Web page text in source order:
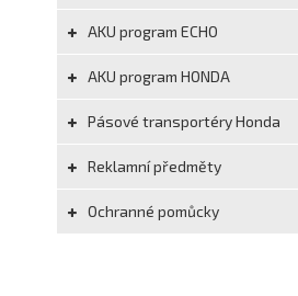
AKU program ECHO
AKU program HONDA
Pásové transportéry Honda
Reklamní předměty
Ochranné pomůcky